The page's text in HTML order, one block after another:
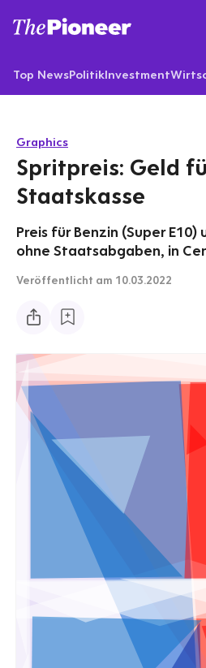
Top NewsPolitikInvestment
Graphics
Spritpreis: Geld
Staatskasse
Preis für Benzin (Super E10)
ohne Staatsabgaben, in
Veröffentlicht am 10.03.2022